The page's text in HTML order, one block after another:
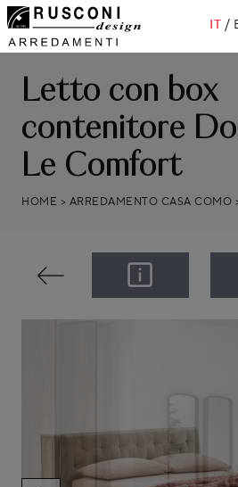
IT /
Letto con box
contenitore
Le Comfort
HOME > ARREDAMENTO CASA COMO